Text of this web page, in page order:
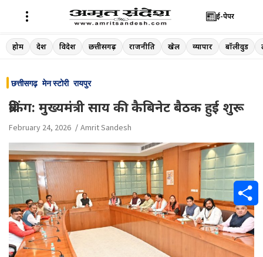
Skip
to
ई-पेपर
होम देश विदेश छत्तीसगढ़ राजनीति खेल व्यापार बॉलीवुड
छत्तीसगढ़ मेन स्टोरी रायपुर
ब्रेकिंग: मुख्यमंत्री साय की कैबिनेट बैठक हुई शुरू
February 24, 2026 Amrit Sandesh
S
h